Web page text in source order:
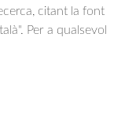
citant la font
Per a qualsevol